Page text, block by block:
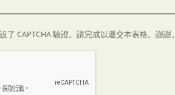
了 CAPTCHA 驗證。請完成以遞交本表格。謝謝。